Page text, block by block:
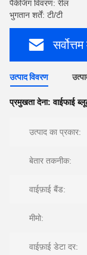
पैकेजिंग विवरण: रील
भुगतान शर्तें: टी/टी
उत्पाद विवरण
प्रमुखता देना:वाईफाई
उत्पाद का प्रकार:
बेतार तकनीक:
वाईफ़ाई बैंड:
मीमो:
वाईफ़ाई डेटा दर: